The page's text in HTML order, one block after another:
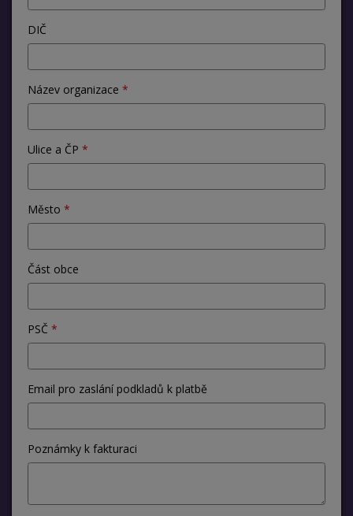
DIČ
Název organizace
Ulice a ČP
Město
Část obce
PSČ
Email pro zaslání podkladů k platbě
Poznámky k fakturaci